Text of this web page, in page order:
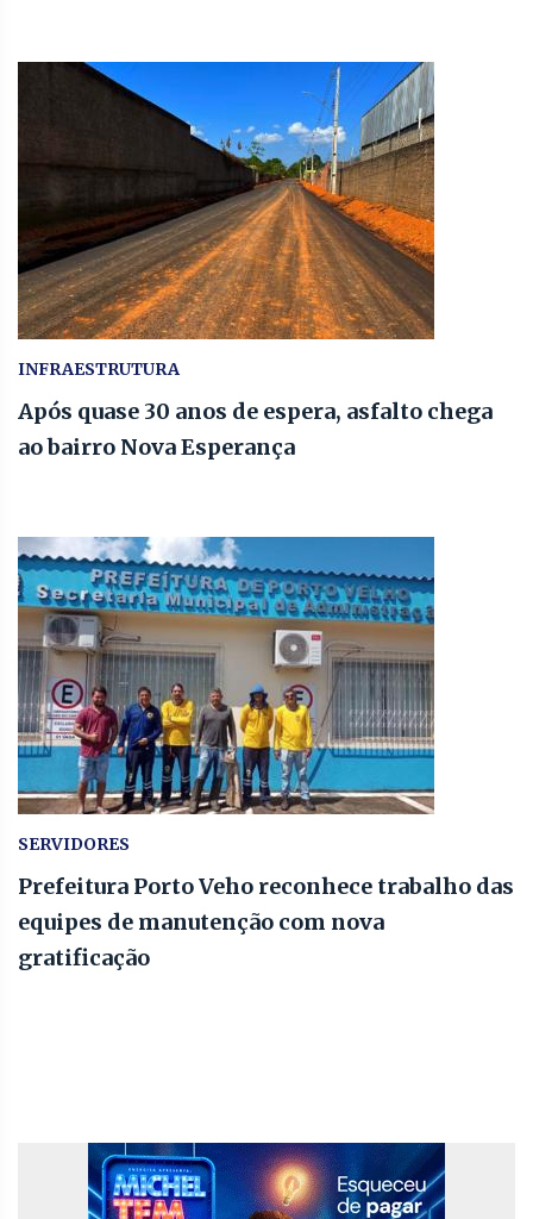
INFRAESTRUTURA
Após quase 30 anos de espera, asfalto chega
ao bairro Nova Esperança
SERVIDORES
Prefeitura Porto Veho reconhece trabalho das
equipes de manutenção com nova
gratificação